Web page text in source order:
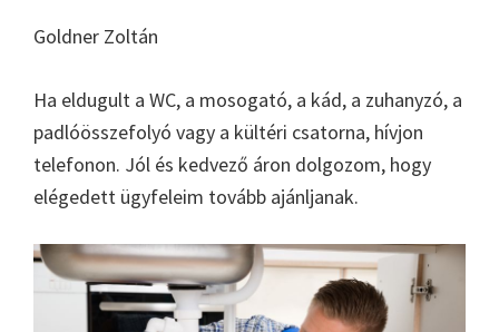
Goldner Zoltán
Ha eldugult a WC, a mosogató, a kád, a zuhanyzó, a
padlóösszefolyó vagy a kültéri csatorna, hívjon
telefonon. Jól és kedvező áron dolgozom, hogy
elégedett ügyfeleim tovább ajánljanak.